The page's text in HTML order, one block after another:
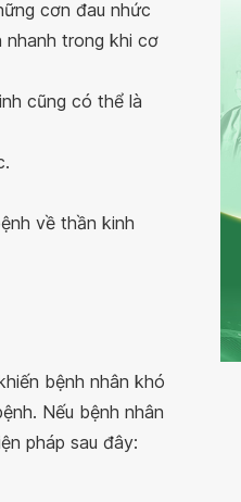
cơn đau nhức
trong khi cơ
cũng có thể là
về thần kinh
bệnh nhân khó
Nếu bệnh nhân
pháp sau đây: